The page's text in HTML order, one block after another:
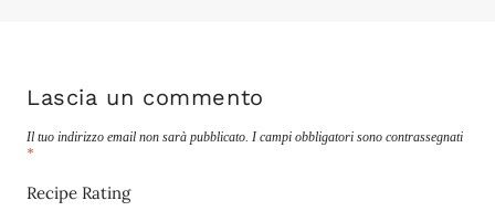
Lascia un commento
Il tuo indirizzo email non sarà pubblicato. I campi obbligatori sono contrassegnati
*
Recipe Rating